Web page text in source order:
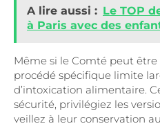
A lire aussi : Le TOP
à Paris avec des
Même si le Comté peut
procédé spécifique limite
d’intoxication alimentaire.
sécurité, privilégiez les
veillez à leur conservation